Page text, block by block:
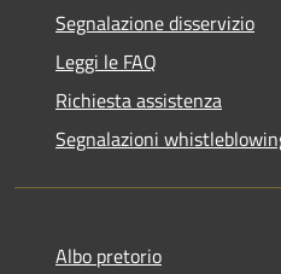
Segnalazione disservizio
Leggi le FAQ
Richiesta assistenza
Segnalazioni
Albo pretorio